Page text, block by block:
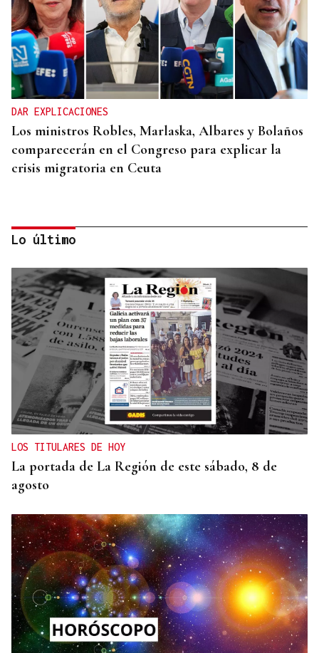
DAR EXPLICACIONES
Los ministros Robles, Marlaska, Albares y Bolaños
comparecerán en el Congreso para explicar la
crisis migratoria en Ceuta
"EN COORDINACIÓN CON EL GOBIERNO"
El PSOE garantiza que Felipe VI visitará Ceuta
“cuando sea oportuno”
Lo último
LOS TITULARES DE HOY
La portada de La Región de este sábado, 8 de
agosto